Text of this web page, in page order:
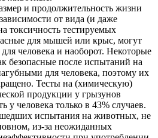
и продолжительность жизни
от вида (и даже
токсичность тестируемых
для мышей или крыс, могут
человека и наоборот. Некоторые
безопасные после испытаний на
для человека, поэтому их
Тесты на (химическую)
продукции у грызунов
у человека только в 43% случаев.
испытания на животных, не
из-за неожиданных